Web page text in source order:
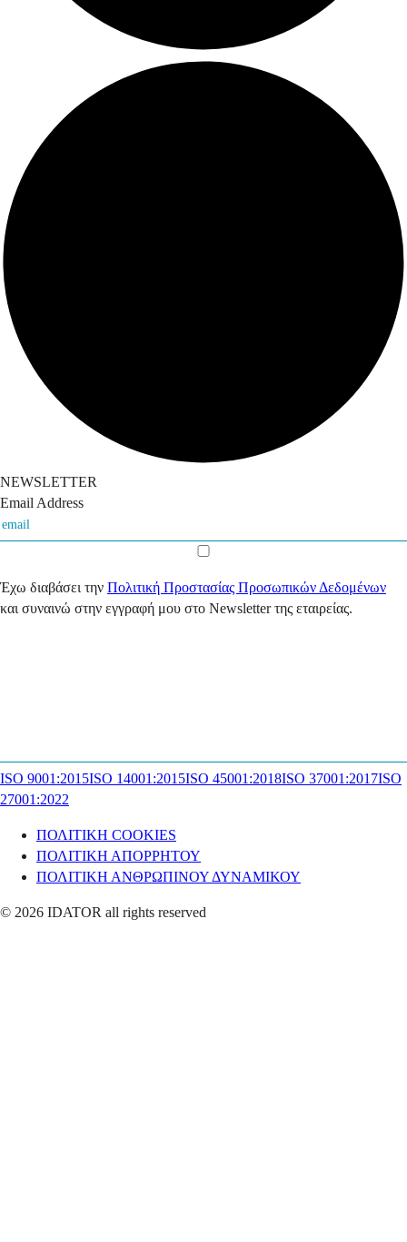
NEWSLETTER
Email Address
Έχω διαβάσει την Πολιτική Προστασίας Προσωπικών Δεδομένων
και συναινώ στην εγγραφή μου στο Newsletter της εταιρείας.
ISO 9001:2015ISO 14001:2015ISO 45001:2018ISO 37001:2017ISO
27001:2022
ΠΟΛΙΤΙΚΗ COOKIES
ΠΟΛΙΤΙΚΗ ΑΠΟΡΡΗΤΟΥ
ΠΟΛΙΤΙΚΗ ΑΝΘΡΩΠΙΝΟΥ ΔΥΝΑΜΙΚΟΥ
© 2026 IDATOR all rights reserved